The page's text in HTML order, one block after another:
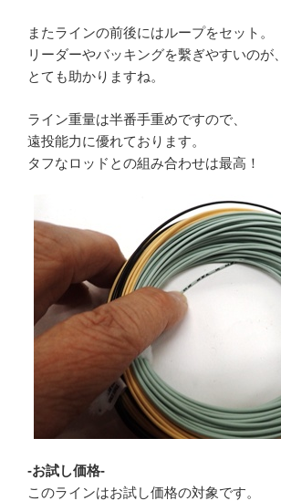
またラインの前後にはループをセット。
リーダーやバッキングを繫ぎやすいのが、
とても助かりますね。
ライン重量は半番手重めですので、
遠投能力に優れております。
タフなロッドとの組み合わせは最高！
-お試し価格-
このラインはお試し価格の対象です。